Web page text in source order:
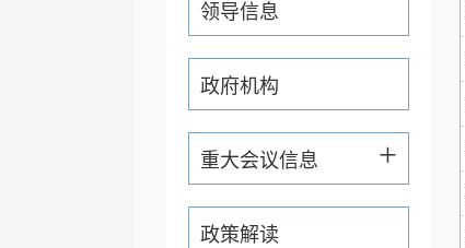
领导信息
政府机构
重大会议信息 +
政策解读